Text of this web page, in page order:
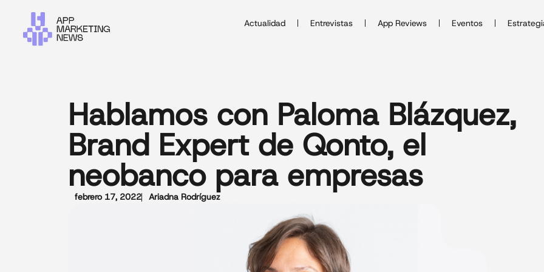
Actualidad Entrevistas App Reviews Eventos
Hablamos con Paloma Blázquez,
Brand Expert de Qonto, el
neobanco para empresas
febrero 17, 2022 Ariadna Rodríguez